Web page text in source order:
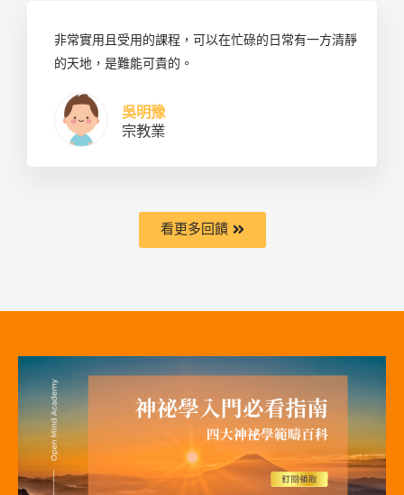
非常實用且受用的課程，可以在忙碌的日常有一方清靜
的天地，是難能可貴的。
吳明豫
宗教業
看更多回饋